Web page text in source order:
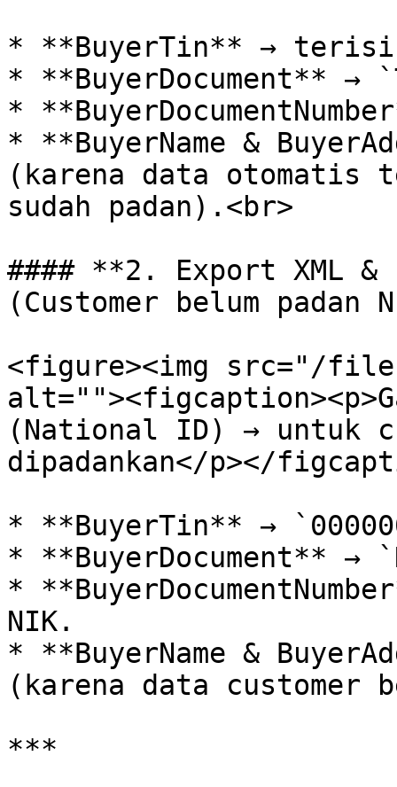
* **BuyerTin** → terisi
* **BuyerDocument** →
*
* **BuyerName &
(karena data otomatis
sudah padan).<br>
#### **2. Export XML
(Customer belum padan
<figure><img src="/files/
(National ID) → untuk
dipadankan</p></
* **BuyerTin** →
* **BuyerDocument**
*
NIK.
* **BuyerName &
(karena data customer
***